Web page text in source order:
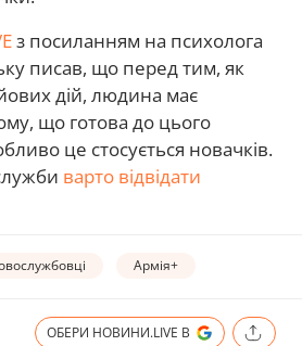
з посиланням на психолога
писав, що перед тим, як
дій, людина має
що готова до цього
це стосується новачків.
варто відвідати
Армія+
ОБЕРИ НОВИНИ.LIVE В